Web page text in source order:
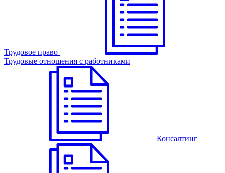
Трудовое право
Трудовые отношения с работниками
Консалтинг